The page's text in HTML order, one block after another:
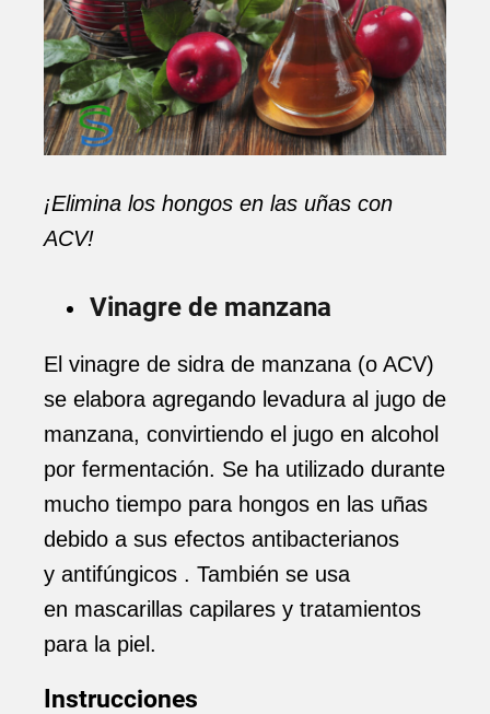
¡Elimina los hongos en las uñas con
ACV!
Vinagre de manzana
El vinagre de sidra de manzana (o ACV)
se elabora agregando levadura al jugo de
manzana, convirtiendo el jugo en alcohol
por fermentación. Se ha utilizado durante
mucho tiempo para hongos en las uñas
debido a sus efectos antibacterianos
y antifúngicos . También se usa
en mascarillas capilares y tratamientos
para la piel.
Instrucciones